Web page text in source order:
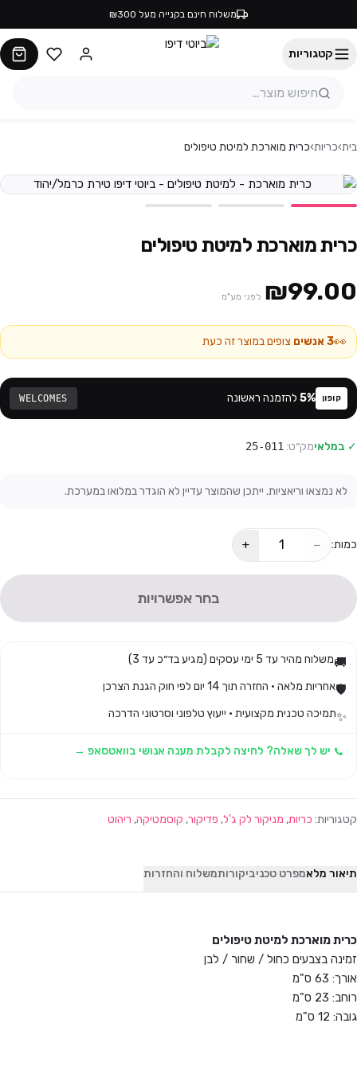
משלוח חינם בקנייה מעל ₪300
קטגוריות
בית›כריות›כרית מוארכת למיטת טיפולים
כרית מוארכת למיטת טיפולים
₪99.00 לפני מע"מ
👀
3אנשים צופים במוצר זה כעת
קופון 5% להזמנה ראשונה WELCOMES
✓ במלאימק״ט: 25-011
לא נמצאו וריאציות. ייתכן שהמוצר עדיין לא הוגדר במלואו במערכת.
כמות: −
+
בחר אפשרויות
🚚משלוח מהיר עד 5 ימי עסקים (מגיע בד״כ עד 3)
🛡️אחריות מלאה · החזרה תוך 14 יום לפי חוק הגנת הצרכן
✨תמיכה טכנית מקצועית · ייעוץ טלפוני וסרטוני הדרכה
יש לך שאלה? לחיצה לקבלת מענה אנושי בוואטסאפ →
קטגוריות: כריות, מניקור לק ג'ל, פדיקור, קוסמטיקה, ריהוט
תיאור מלאמפרט טכניביקורותמשלוח והחזרות
כרית מוארכת למיטת טיפולים
זמינה בצבעים כחול / שחור / לבן
אורך: 63 ס"מ
רוחב: 23 ס"מ
גובה: 12 ס"מ